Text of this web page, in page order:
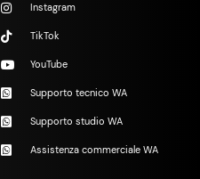
Instagram
TikTok
YouTube
Supporto tecnico WA
Supporto studio WA
Assistenza commerciale WA